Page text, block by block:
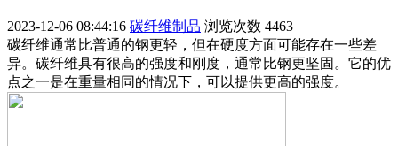
2023-12-06 08:44:16 碳纤维制品 浏览次数 4463
碳纤维通常比普通的钢更轻，但在硬度方面可能存在一些差
异。碳纤维具有很高的强度和刚度，通常比钢更坚固。它的优
点之一是在重量相同的情况下，可以提供更高的强度。